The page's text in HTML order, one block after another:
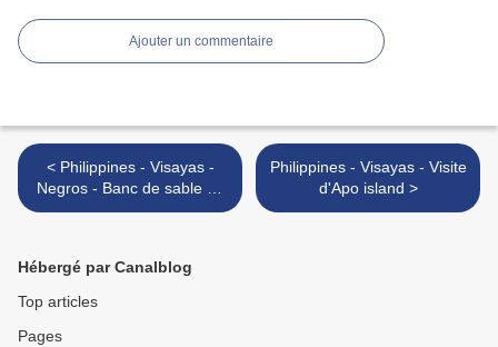
Ajouter un commentaire
< Philippines - Visayas -
Negros - Banc de sable de
Manjuyod
Philippines - Visayas - Visite
d'Apo island >
Hébergé par Canalblog
Top articles
Pages